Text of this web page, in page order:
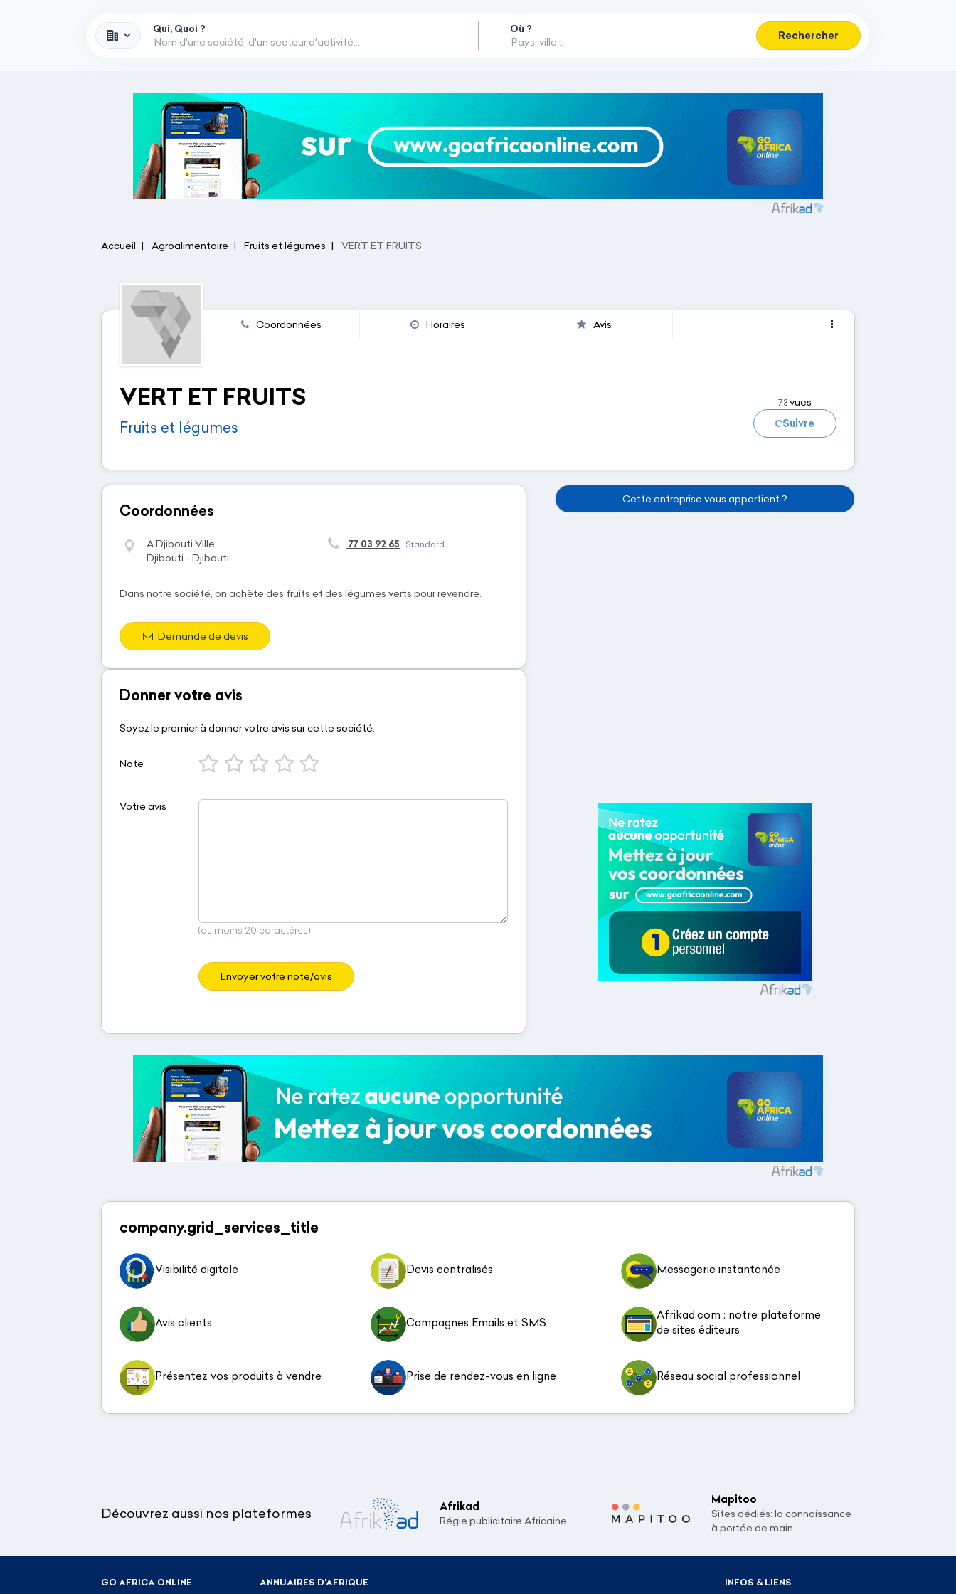
Qui, Quoi ? Où ?
Rechercher
Accueil Agroalimentaire Fruits et légumes VERT ET FRUITS
Coordonnées Horaires Avis
VERT ET FRUITS
Fruits et légumes
73 vues
Chargement...
Suivre
Coordonnées
A Djibouti Ville
Djibouti - Djibouti
77 03 92 65 Standard
Dans notre société, on achète des fruits et des légumes verts pour revendre.
Demande de devis
Donner votre avis
Soyez le premier à donner votre avis sur cette société.
Note
Votre avis
(au moins 20 caractères)
Envoyer votre note/avis
Cette entreprise vous appartient ?
company.grid_services_title
Visibilité digitale Devis centralisés Messagerie instantanée
Avis clients Campagnes Emails et SMS
Afrikad.com : notre plateforme
de sites éditeurs
Présentez vos produits à vendre Prise de rendez-vous en ligne Réseau social professionnel
Découvrez aussi nos plateformes
Afrikad
Régie publicitaire Africaine.
Mapitoo
Sites dédiés: la connaissance
à portée de main
ANNUAIRES D'AFRIQUE
GO AFRICA ONLINE INFOS & LIENS